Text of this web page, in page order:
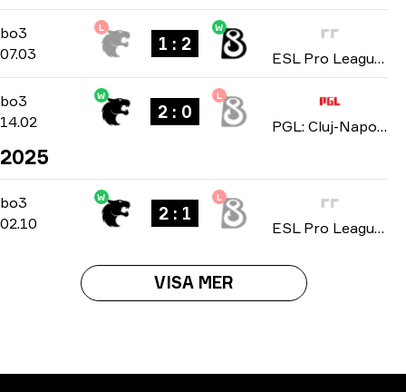
bo3
bo3
07.03
L
1 : 2
W
ESL Pro League: Season 23 2026
bo3 Group Stage-bo3
14.02
W
2 : 0
L
PGL: Cluj-Napoca 2026
2025
bo3
bo3
02.10
W
2 : 1
L
ESL Pro League: Season 22 2025
VISA MER